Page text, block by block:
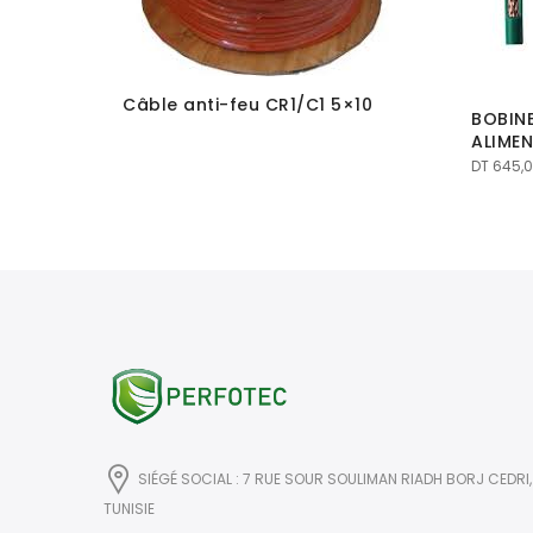
Câble anti-feu CR1/C1 5×10
DT
SIÉGÉ SOCIAL : 7 RUE SOUR SOULIMAN RIADH BORJ CEDRI,
TUNISIE